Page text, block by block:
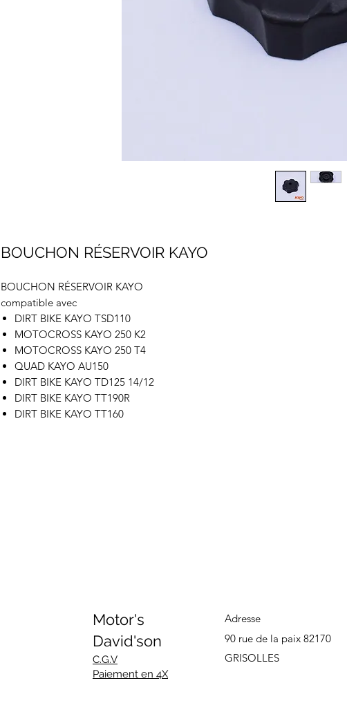
BOUCHON RÉSERVOIR KAYO
BOUCHON RÉSERVOIR KAYO
compatible avec
DIRT BIKE KAYO TSD110
MOTOCROSS KAYO 250 K2
MOTOCROSS KAYO 250 T4
QUAD KAYO AU150
DIRT BIKE KAYO TD125 14/12
DIRT BIKE KAYO TT190R
DIRT BIKE KAYO TT160
Motor's
David'son
C.G.V
Paiement en 4X
Adresse
90 rue de la paix 82170
GRISOLLES